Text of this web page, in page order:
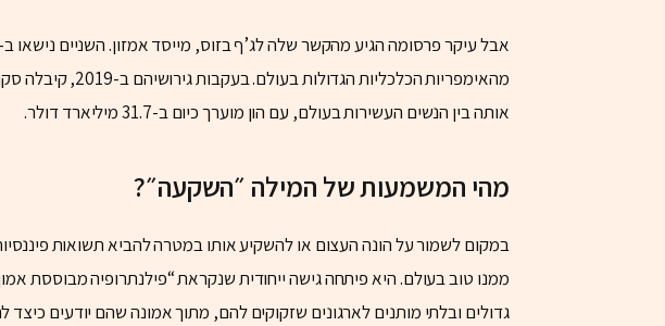
מהאימפריות הכלכליות
אותה בין הנשים העשירות בעולם, עם הון מוערך כיום ב-31.7 מיליארד דולר.
מהי המשמעות של המילה ״השקעה״?
במקום לשמור על הונה העצום או להשקיע אותו במטרה להביא תשואות
ממנו טוב בעולם. היא פיתחה גישה ייחודית שנקראת “פילנתרופיה מבוססת
גדולים ובלתי מותנים לארגונים שזקוקים להם, מתוך אמונה שהם יודעים